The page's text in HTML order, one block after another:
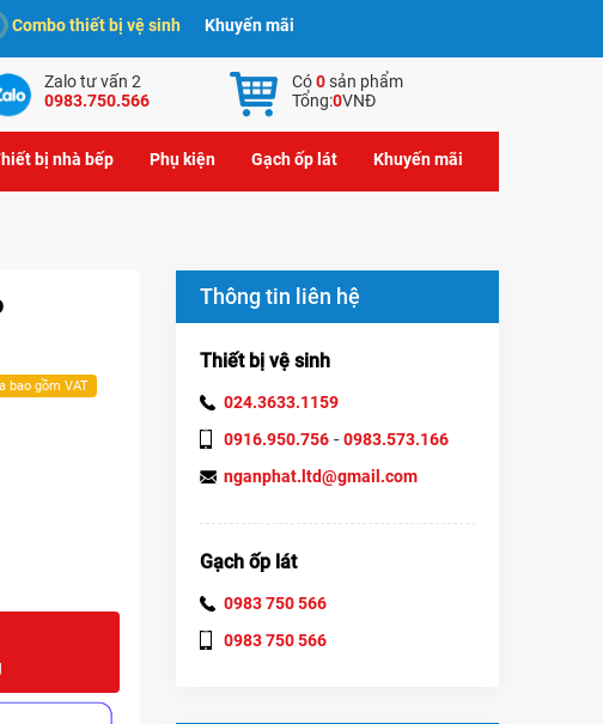
Combo thiết bị vệ sinh Khuyến mãi
Zalo tư vấn 2
0983.750.566
Có0sản phẩm
Tổng:0VNĐ
bị nhà bếp Phụ kiện Gạch ốp lát Khuyến mãi
bao gồm VAT
Thông tin liên hệ
Thiết bị vệ sinh
024.3633.1159
0916.950.756 - 0983.573.166
nganphat.ltd@gmail.com
Gạch ốp lát
0983 750 566
0983 750 566